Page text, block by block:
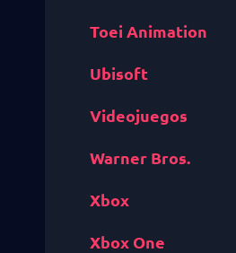
Toei Animation
Ubisoft
Videojuegos
Warner Bros.
Xbox
Xbox One